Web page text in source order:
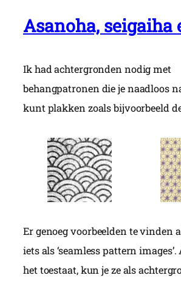
Asanoha, seigaiha
Ik had achtergronden nodig met
behangpatronen die je naadloos
kunt plakken zoals bijvoorbeeld
Er genoeg voorbeelden te vinden
iets als ‘seamless pattern
het toestaat, kun je ze als